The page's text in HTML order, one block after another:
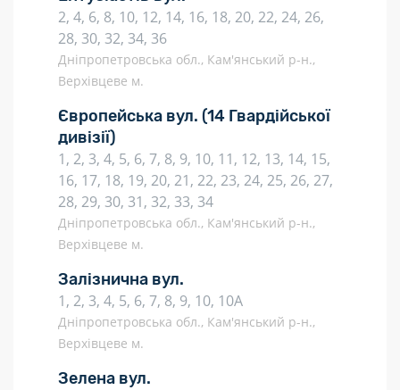
2, 4, 6, 8, 10, 12, 14, 16, 18, 20, 22, 24, 26,
28, 30, 32, 34, 36
Дніпропетровська обл., Кам'янський р-н.,
Верхівцеве м.
Європейська вул. (14 Гвардійської
дивізії)
1, 2, 3, 4, 5, 6, 7, 8, 9, 10, 11, 12, 13, 14, 15,
16, 17, 18, 19, 20, 21, 22, 23, 24, 25, 26, 27,
28, 29, 30, 31, 32, 33, 34
Дніпропетровська обл., Кам'янський р-н.,
Верхівцеве м.
Залізнична вул.
1, 2, 3, 4, 5, 6, 7, 8, 9, 10, 10А
Дніпропетровська обл., Кам'янський р-н.,
Верхівцеве м.
Зелена вул.